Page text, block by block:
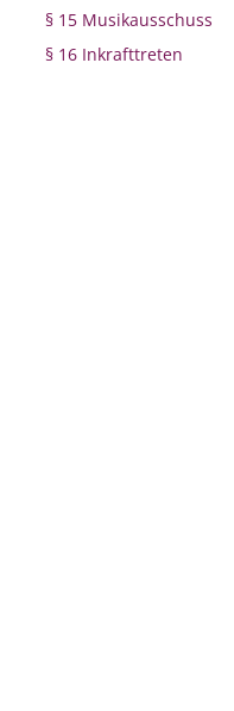
§ 15 Musikausschuss
§ 16 Inkrafttreten